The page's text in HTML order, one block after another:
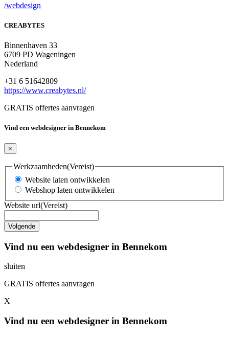
/webdesign
CREABYTES
Binnenhaven 33
6709 PD Wageningen
Nederland
+31 6 51642809
https://www.creabytes.nl/
GRATIS offertes aanvragen
Vind een webdesigner in Bennekom
×
Werkzaamheden(Vereist)
Website laten ontwikkelen
Webshop laten ontwikkelen
Website url(Vereist)
Vind nu een webdesigner in Bennekom
sluiten
GRATIS offertes aanvragen
X
Vind nu een webdesigner in Bennekom